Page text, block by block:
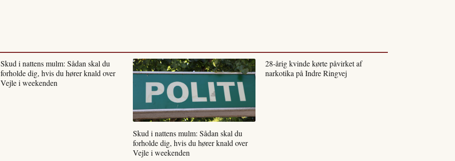
Skud i nattens mulm: Sådan skal du
forholde dig, hvis du hører knald over
Vejle i weekenden
Skud i nattens mulm: Sådan skal du
forholde dig, hvis du hører knald over
Vejle i weekenden
28-årig kvinde kørte påvirket af
narkotika på Indre Ringvej